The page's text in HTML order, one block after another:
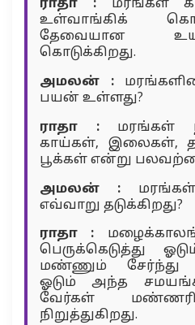
ராதா :மரங்கள்
உள்வாங்கிக்
தேவையான
கொடுக்கிறது.
அமலன் :
பயன் உள்ளது?
ராதா :மரங்கள்
காய்கள், இலைகள்,
பூக்கள் என்று
அமலன் :
எவ்வாறு தடுக்கிறது?
ராதா :
பெருக்கெடுத்து
மண்ணும் சேர்ந்து
ஓடும் அந்த
வேர்கள்
நிறுத்துகிறது.